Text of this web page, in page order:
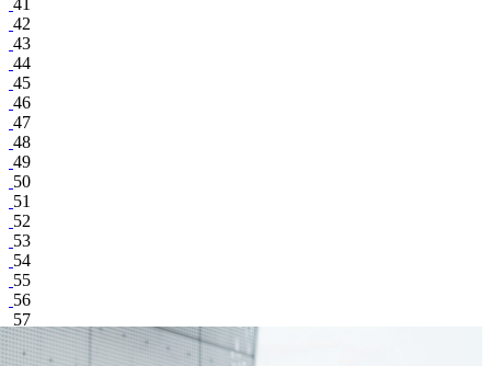
41
42
43
44
45
46
47
48
49
50
51
52
53
54
55
56
57
58